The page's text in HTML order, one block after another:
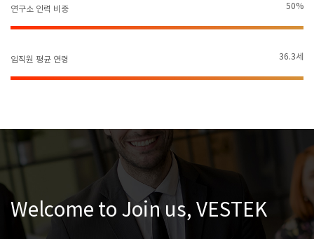
연구소 인력 비중 50%
임직원 평균 연령 36.3세
Welcome to Join us, VESTEK